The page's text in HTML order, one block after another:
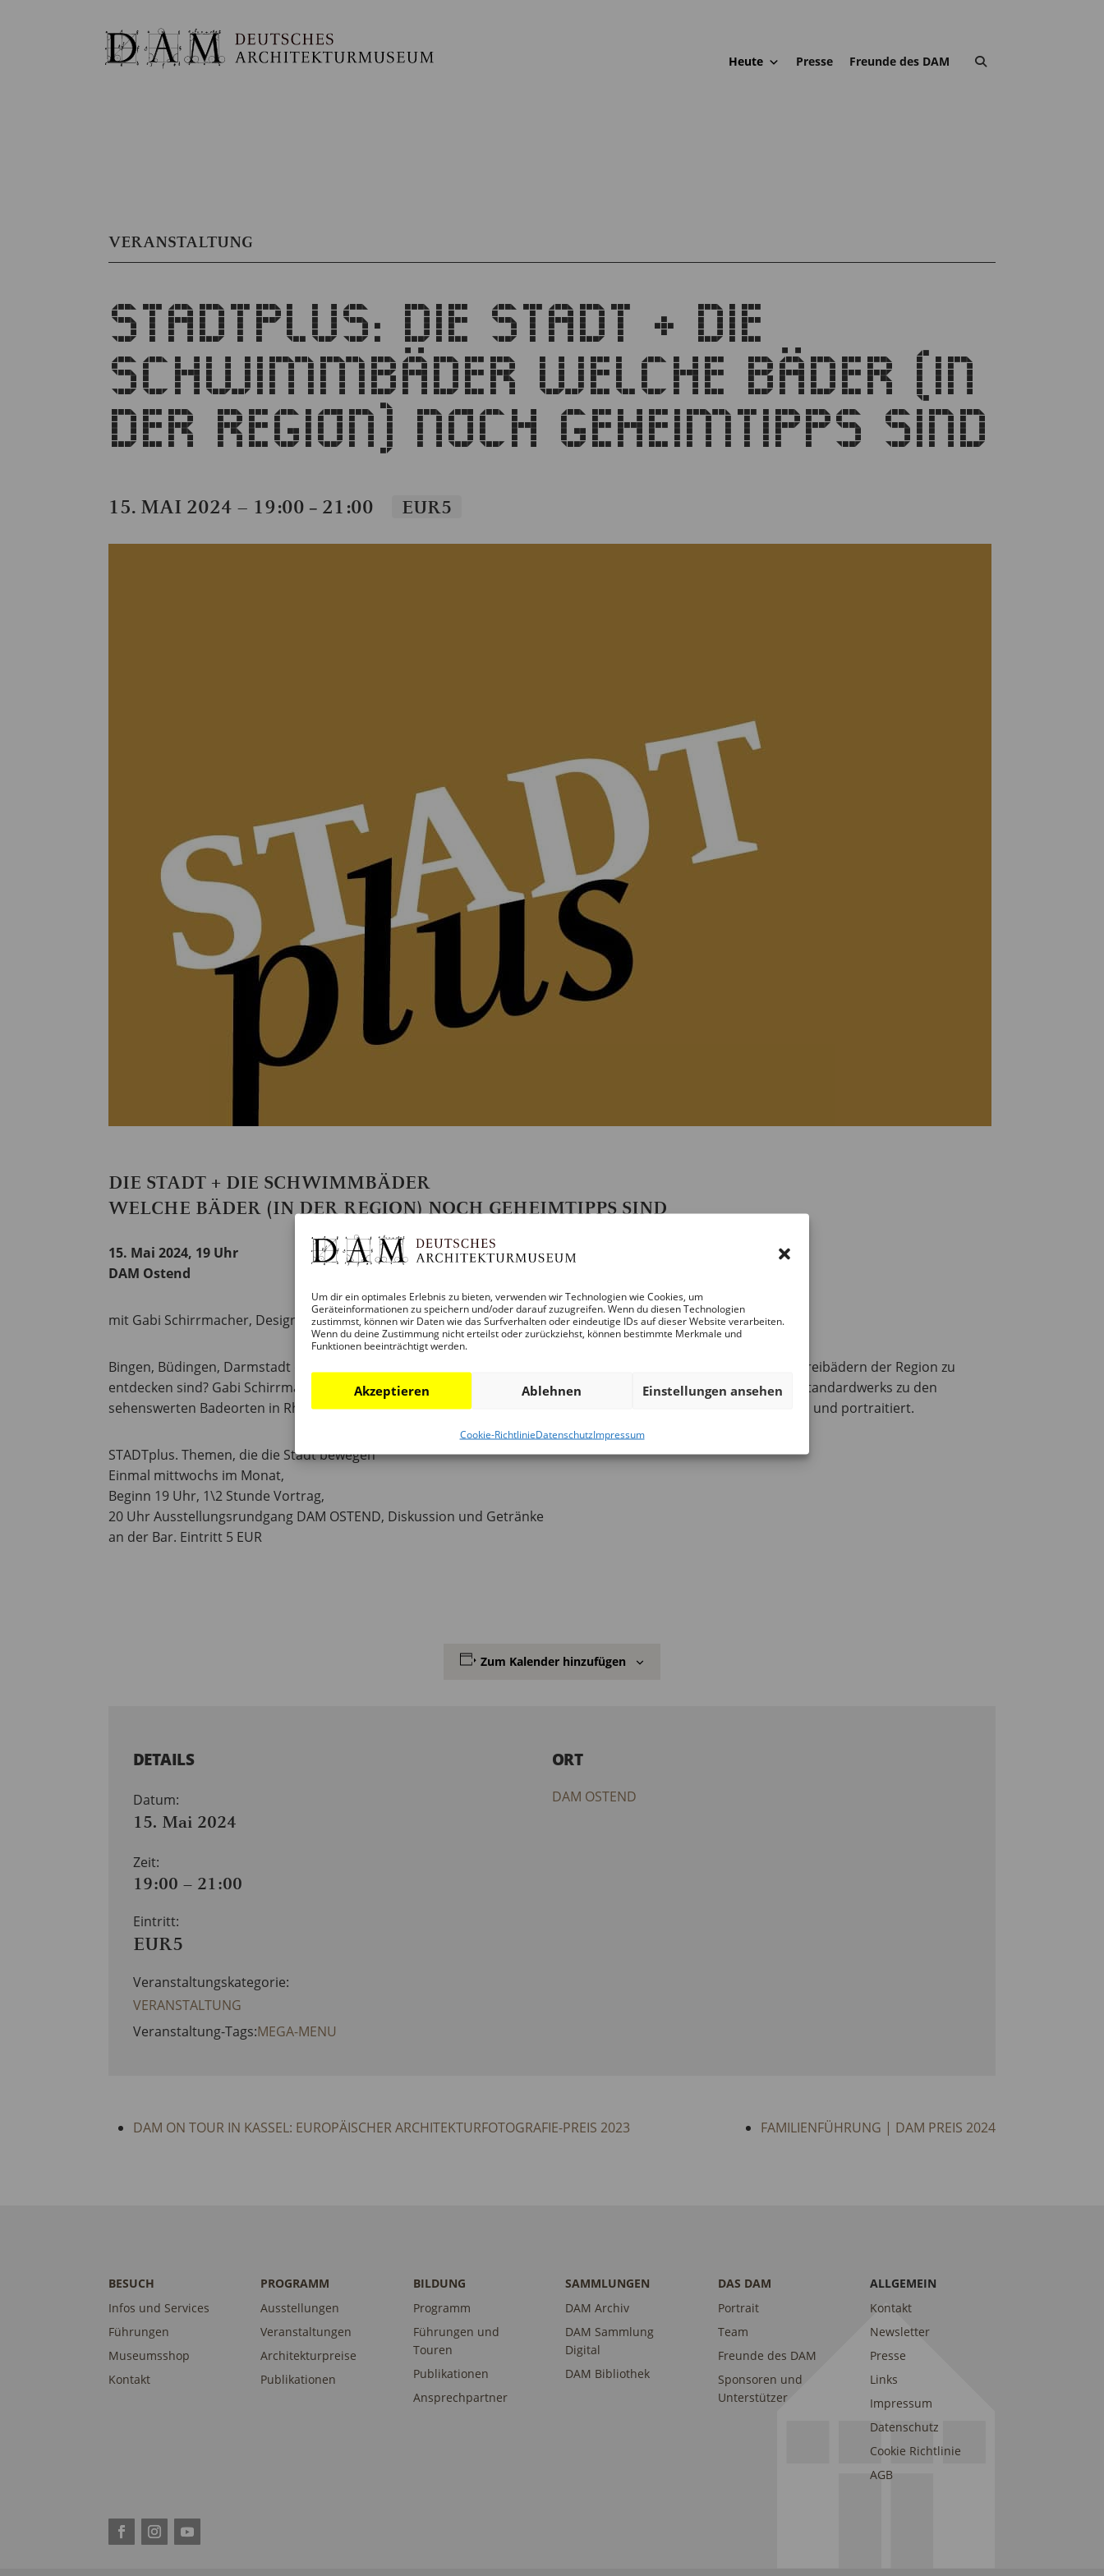
Um dir ein optimales Erlebnis zu bieten, verwenden wir Technologien wie Cookies, um
Geräteinformationen zu speichern und/oder darauf zuzugreifen. Wenn du diesen Technologien
zustimmst, können wir Daten wie das Surfverhalten oder eindeutige IDs auf dieser Website verarbeiten.
Wenn du deine Zustimmung nicht erteilst oder zurückziehst, können bestimmte Merkmale und
Funktionen beeinträchtigt werden.
Akzeptieren Ablehnen Einstellungen ansehen
Cookie-RichtlinieDatenschutzImpressum
Heute Presse Freunde des DAM
VERANSTALTUNG
STADTPLUS: DIE STADT + DIE
SCHWIMMBÄDER WELCHE BÄDER (IN
DER REGION) NOCH GEHEIMTIPPS SIND
15. MAI 2024 – 19:00 – 21:00 EUR5
DIE STADT + DIE SCHWIMMBÄDER
WELCHE BÄDER (IN DER REGION) NOCH GEHEIMTIPPS SIND
15. Mai 2024, 19 Uhr
DAM Ostend
mit Gabi Schirrmacher, Designerin, Coach und Buchautorin von „Public Swimming“
Bingen, Büdingen, Darmstadt oder Groß-Gerau: Wer hätte gedacht, welche architektonischen Perlen unter den Freibädern der Region zu
entdecken sind? Gabi Schirrmacher ist eine Expertin des „Public Swimming“ und Verfasserin des gleichnamigen Standardwerks zu den
sehenswerten Badeorten in Rhein-Main. Sie hat 51 Freibäder, Naturbäder und Badeseen besucht, beschwommen und portraitiert.
STADTplus. Themen, die die Stadt bewegen
Einmal mittwochs im Monat,
Beginn 19 Uhr, 1\2 Stunde Vortrag,
20 Uhr Ausstellungsrundgang DAM OSTEND, Diskussion und Getränke
an der Bar. Eintritt 5 EUR
Zum Kalender hinzufügen
DETAILS
Datum:
15. Mai 2024
Zeit:
19:00 – 21:00
Eintritt:
EUR5
Veranstaltungskategorie:
VERANSTALTUNG
Veranstaltung-Tags:MEGA-MENU
ORT
DAM OSTEND
DAM ON TOUR IN KASSEL: EUROPÄISCHER ARCHITEKTURFOTOGRAFIE-PREIS 2023 FAMILIENFÜHRUNG | DAM PREIS 2024
BESUCH
Infos und Services
Führungen
Museumsshop
Kontakt
PROGRAMM
Ausstellungen
Veranstaltungen
Architekturpreise
Publikationen
BILDUNG
Programm
Führungen und
Touren
Publikationen
Ansprechpartner
SAMMLUNGEN
DAM Archiv
DAM Sammlung
Digital
DAM Bibliothek
DAS DAM
Portrait
Team
Freunde des DAM
Sponsoren und
Unterstützer
ALLGEMEIN
Kontakt
Newsletter
Presse
Links
Impressum
Datenschutz
Cookie Richtlinie
AGB